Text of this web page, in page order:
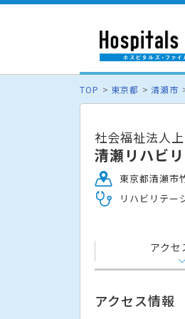
TOP 東京都 清瀬市
社会福祉法人
清瀬リハビ
東京都清瀬市
リハビリテー
アクセ
アクセス情報